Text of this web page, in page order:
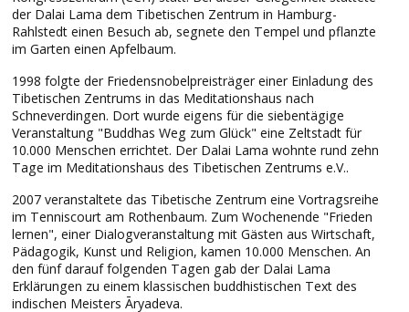
der Dalai Lama dem Tibetischen Zentrum in Hamburg-
Rahlstedt einen Besuch ab, segnete den Tempel und pflanzte
im Garten einen Apfelbaum.
1998 folgte der Friedensnobelpreisträger einer Einladung des
Tibetischen Zentrums in das Meditationshaus nach
Schneverdingen. Dort wurde eigens für die siebentägige
Veranstaltung "Buddhas Weg zum Glück" eine Zeltstadt für
10.000 Menschen errichtet. Der Dalai Lama wohnte rund zehn
Tage im Meditationshaus des Tibetischen Zentrums e.V..
2007 veranstaltete das Tibetische Zentrum eine Vortragsreihe
im Tenniscourt am Rothenbaum. Zum Wochenende "Frieden
lernen", einer Dialogveranstaltung mit Gästen aus Wirtschaft,
Pädagogik, Kunst und Religion, kamen 10.000 Menschen. An
den fünf darauf folgenden Tagen gab der Dalai Lama
Erklärungen zu einem klassischen buddhistischen Text des
indischen Meisters Āryadeva.